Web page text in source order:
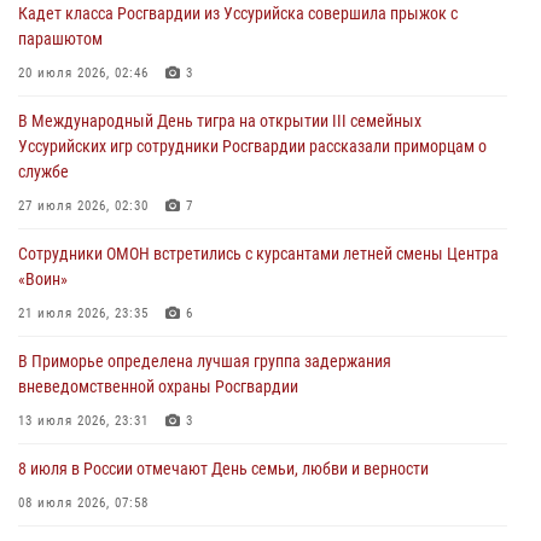
ходом
28 июля 2026, 10:29
посвященном Дню Крещения Руси
28 июля 2026, 05:39 3
В Международный День тигра на открытии III семейных
службе
разрешительной работы Росгвардии напомнили гражданам, как
сдать оружие за вознаграждение
23 июля 2026, 22:45
Кадет класса Росгвардии из Уссурийска совершила прыжок с
парашютом
20 июля 2026, 02:46 3
В Международный День тигра на открытии III семейных
Уссурийских игр сотрудники Росгвардии рассказали приморцам о
службе
27 июля 2026, 02:30 7
Сотрудники ОМОН встретились с курсантами летней смены Центра
«Воин»
21 июля 2026, 23:35 6
В Приморье определена лучшая группа задержания
вневедомственной охраны Росгвардии
13 июля 2026, 23:31 3
8 июля в России отмечают День семьи, любви и верности
08 июля 2026, 07:58